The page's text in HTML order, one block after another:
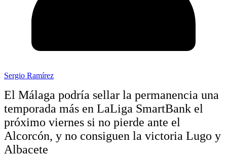
Sergio Ramírez
El Málaga podría sellar la permanencia una
temporada más en LaLiga SmartBank el
próximo viernes si no pierde ante el
Alcorcón, y no consiguen la victoria Lugo y
Albacete